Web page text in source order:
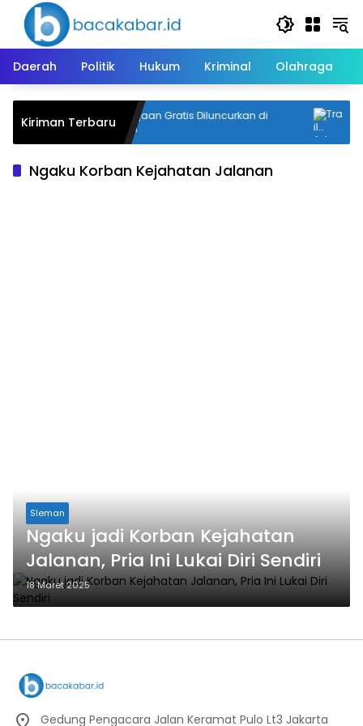
Langsung
konten
Daerah
Politik Hukum Kriminal Olahraga
Kiriman TerbaruTrans Saijaan Gratis Diluncurkan di
Kotabaru
Ngaku Korban Kejahatan Jalanan
Sleman
Ngaku jadi Korban Kejahatan
Jalanan, Pria Ini Lukai Diri Sendiri
18 Maret 2025
Gedung Pengacara Jalan Keramat Pulo Lt3 Jakarta